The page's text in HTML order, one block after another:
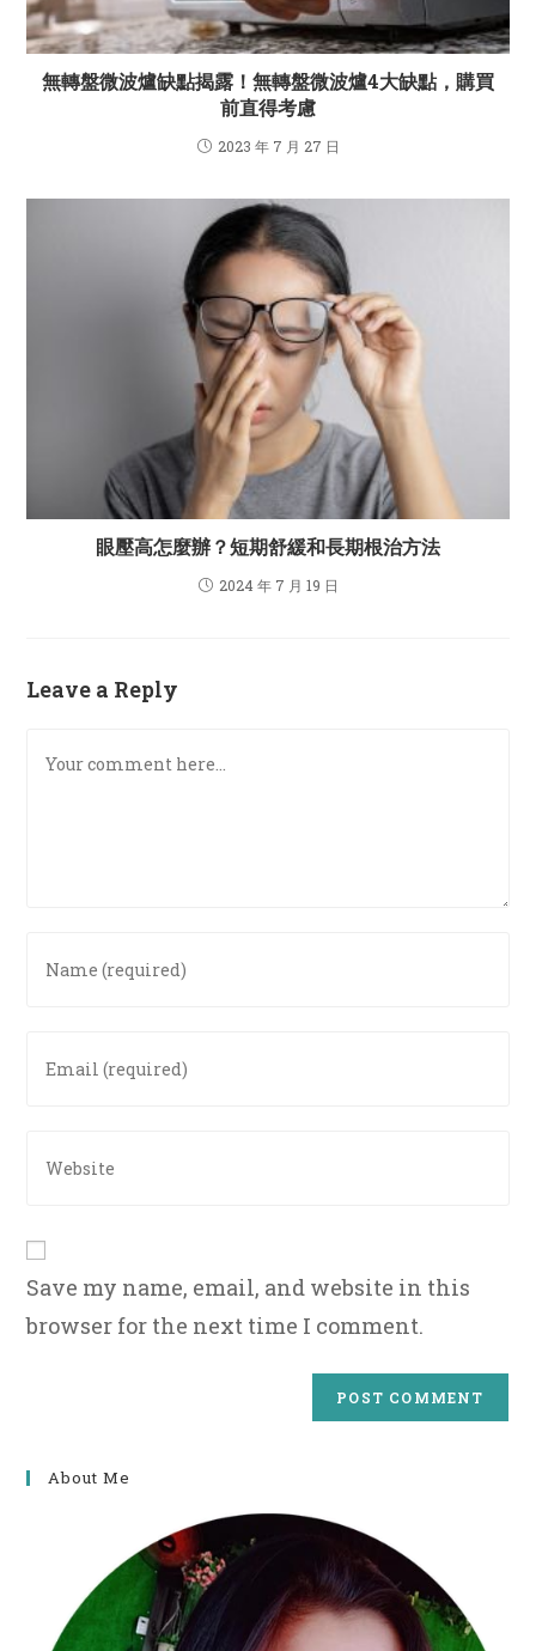
無轉盤微波爐缺點揭露！無轉盤微波爐4大缺點，購買
前直得考慮
2023 年 7 月 27 日
眼壓高怎麼辦？短期舒緩和長期根治方法
2024 年 7 月 19 日
Leave a Reply
your
username
your
your
(optional)
Save my name, email, and website in this
browser for the next time I comment.
About Me